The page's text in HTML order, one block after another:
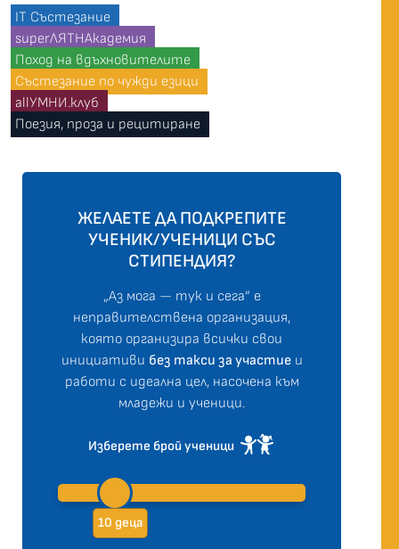
IT Състезание
superЛЯТНАкадемия
Поход на вдъхновителите
Състезание по чужди езици
allУМНИ.клуб
Поезия, проза и рецитиране
ЖЕЛАЕТЕ ДА ПОДКРЕПИТЕ
УЧЕНИК/УЧЕНИЦИ СЪС
СТИПЕНДИЯ?
„Аз мога — тук и сега” е
неправителствена организация,
която организира всички свои
инициативи без такси за участиеи
работи с идеална цел, насочена към
младежи и ученици.
Изберете брой ученици
10 деца